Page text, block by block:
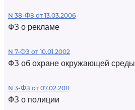
N 38-ФЗ от 13.03.2006
ФЗ о рекламе
N 7-ФЗ от 10.01.2002
ФЗ об охране окружающей среды
N 3-ФЗ от 07.02.2011
ФЗ о полиции